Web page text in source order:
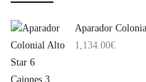
Aparador
1,134.00€